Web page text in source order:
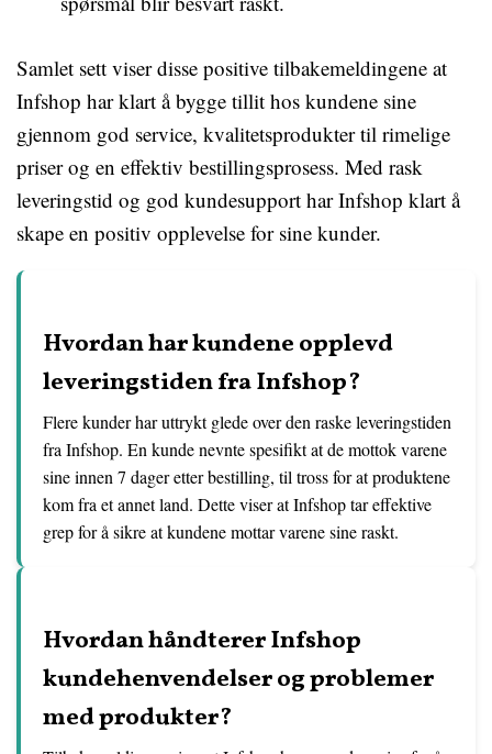
Samlet sett viser disse positive tilbakemeldingene at
Infshop har klart å bygge tillit hos kundene sine
gjennom god service, kvalitetsprodukter til rimelige
priser og en effektiv bestillingsprosess. Med rask
leveringstid og god kundesupport har Infshop klart å
skape en positiv opplevelse for sine kunder.
Hvordan har kundene opplevd
leveringstiden fra Infshop?
Flere kunder har uttrykt glede over den raske leveringstiden
fra Infshop. En kunde nevnte spesifikt at de mottok varene
sine innen 7 dager etter bestilling, til tross for at produktene
kom fra et annet land. Dette viser at Infshop tar effektive
grep for å sikre at kundene mottar varene sine raskt.
Hvordan håndterer Infshop
kundehenvendelser og problemer
med produkter?